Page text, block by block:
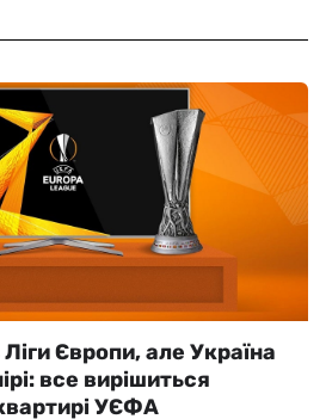
Європи, але Україна
все вирішиться
УЄФА